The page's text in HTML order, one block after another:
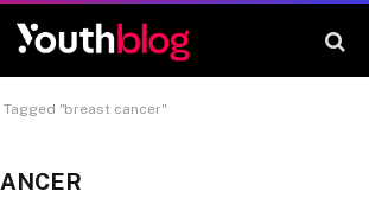
Tagged "breast cancer"